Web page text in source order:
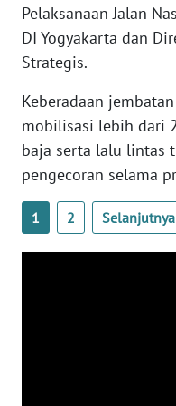
Pelaksanaan Jalan
DI Yogyakarta dan
Strategis.
Keberadaan
mobilisasi lebih dari
baja serta lalu lintas
pengecoran selama
1 2 Selanjutnya
SERAMBI
WN
JAMBI
SULTRA
WN
NTB